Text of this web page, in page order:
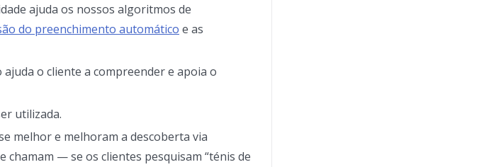
ajuda os nossos algoritmos de
do preenchimento automático e as
o cliente a compreender e apoia o
utilizada.
melhor e melhoram a descoberta via
— se os clientes pesquisam “ténis de